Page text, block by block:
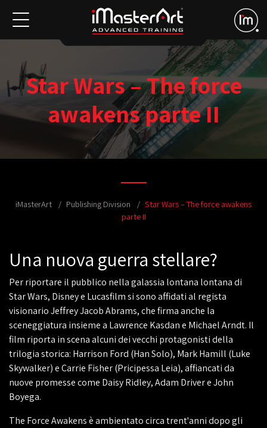
Star Wars – The force
awakens parte II
iMasterArt Publishing Division
Star Wars – The force awakens
parte II
Una nuova guerra stellare?
Per riportare il pubblico nella galassia lontana lontana di
Star Wars, Disney e Lucasfilm si sono affidati al regista
visionario Jeffrey Jacob Abrams, che firma anche la
sceneggiatura insieme a Lawrence Kasdan e Michael Arndt. Il
film riporta in scena alcuni dei vecchi protagonisti della
trilogia storica: Harrison Ford (Han Solo), Mark Hamill (Luke
Skywalker) e Carrie Fisher (Pricipessa Leia), affiancati da
nuove promesse come Daisy Ridley, Adam Driver e John
Boyega.
The Force Awakens è ambientato circa trent'anni dopo gli